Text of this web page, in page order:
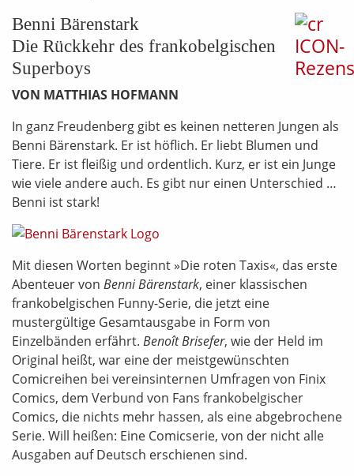
Benni Bärenstark
Die Rückkehr des frankobelgischen
Superboys
VON MATTHIAS HOFMANN
In ganz Freudenberg gibt es keinen netteren Jungen als
Benni Bärenstark. Er ist höflich. Er liebt Blumen und
Tiere. Er ist fleißig und ordentlich. Kurz, er ist ein Junge
wie viele andere auch. Es gibt nur einen Unterschied …
Benni ist stark!
Mit diesen Worten beginnt »Die roten Taxis«, das erste
Abenteuer von Benni Bärenstark, einer klassischen
frankobelgischen Funny-Serie, die jetzt eine
mustergültige Gesamtausgabe in Form von
Einzelbänden erfährt. Benoît Brisefer, wie der Held im
Original heißt, war eine der meistgewünschten
Comicreihen bei vereinsinternen Umfragen von Finix
Comics, dem Verbund von Fans frankobelgischer
Comics, die nichts mehr hassen, als eine abgebrochene
Serie. Will heißen: Eine Comicserie, von der nicht alle
Ausgaben auf Deutsch erschienen sind.